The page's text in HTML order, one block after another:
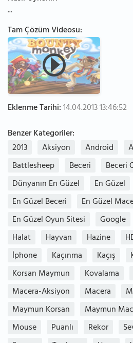
...
Tam Çözüm Videosu:
Eklenme Tarihi:14.04.2013 13:46:52
Benzer Kategoriler:
2013
Aksiyon Android
Battlesheep
Beceri Beceri
Dünyanın En Güzel
En Güzel
En Güzel Beceri
En Güzel
En Güzel Oyun Sitesi
Google
Halat
Hayvan Hazine
İphone
Kaçınma Kaçış
Korsan Maymun
Kovalama
Macera-Aksiyon
Macera
Maymun Korsan
Maymun
Mouse
Puanlı Rekor